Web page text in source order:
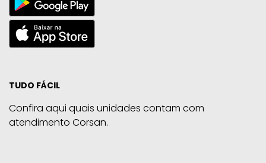
TUDO FÁCIL
Confira aqui quais unidades contam com
atendimento Corsan.